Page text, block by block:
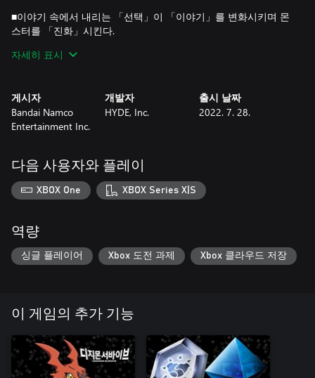
■이야기 속에서 내리는 「선택」이 「이야기」를 변화시키며 몬
스터를 「진화」시킨다.
캐릭터들과 대화를 나누거나 다양한 장소를 조사하면서 게임을
지」에서 선택한 행동이 이야기 속에서 계속 누적되어
이야기가 분기되며 파트너인 아구몬의 진화 방향이 변화한다.
「배틀」
이야기를 진행하다 보면 간혹 적대하는 몬스터와의 전략 배틀이
발생하며,
최대 10개의 유닛을 필드에 배치하여 싸울 수 있다.
진화 방향으로 「진화」할 수 있다.
몬스터에게 주어진 능력을 활용하여 지형과 종족의 상성을 파악
하면서 전략적으로 싸워나가자.
자세히 표시
게시자
Bandai Namco
Entertainment Inc.
개발자
HYDE, Inc.
출시 날짜
2022. 7. 28.
다음 사용자와 플레이
XBOX One XBOX Series X|S
역량
싱글 플레이어 Xbox 도전 과제 Xbox 클라우드 저장
이 게임의 추가 기능